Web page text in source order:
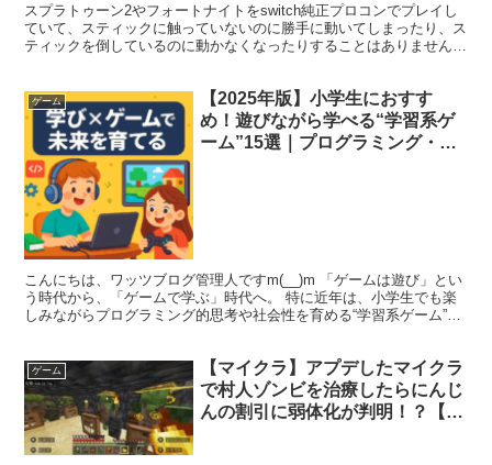
スプラトゥーン2やフォートナイトをswitch純正プロコンでプレイし
ていて、スティックに触っていないのに勝手に動いてしまったり、ス
ティックを倒しているのに動かなくなったりすることはありません
ゲーム
【2025年版】小学生におすす
め！遊びながら学べる“学習系ゲ
ーム”15選｜プログラミング・経
こんにちは、ワッツブログ管理人ですm(__)m 「ゲームは遊び」とい
う時代から、「ゲームで学ぶ」時代へ。 特に近年は、小学生でも楽
しみながらプログラミング的思考や社会性を育める“学習系ゲーム”が
ゲーム
【マイクラ】アプデしたマイクラ
で村人ゾンビを治療したらにんじ
んの割引に弱体化が判明！？【統